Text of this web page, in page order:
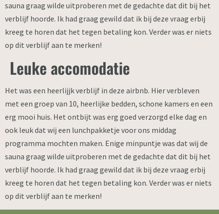
sauna graag wilde uitproberen met de gedachte dat dit bij het
verblijf hoorde. Ik had graag gewild dat ik bij deze vraag erbij
kreeg te horen dat het tegen betaling kon. Verder was er niets
op dit verblijf aan te merken!
Leuke accomodatie
Het was een heerlijjk verblijf in deze airbnb. Hier verbleven
met een groep van 10, heerlijke bedden, schone kamers en een
erg mooi huis. Het ontbijt was erg goed verzorgd elke dag en
ook leuk dat wij een lunchpakketje voor ons middag
programma mochten maken. Enige minpuntje was dat wij de
sauna graag wilde uitproberen met de gedachte dat dit bij het
verblijf hoorde. Ik had graag gewild dat ik bij deze vraag erbij
kreeg te horen dat het tegen betaling kon. Verder was er niets
op dit verblijf aan te merken!